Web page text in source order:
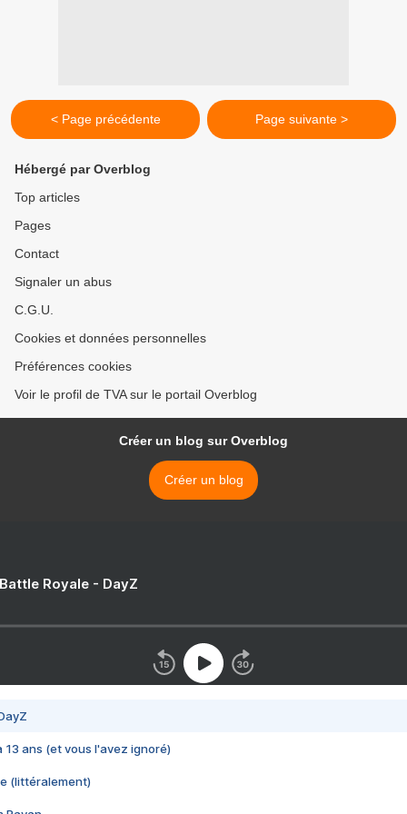
< Page précédente Page suivante >
Hébergé par Overblog
Top articles
Pages
Contact
Signaler un abus
C.G.U.
Cookies et données personnelles
Préférences cookies
Voir le profil de TVA sur le portail Overblog
Créer un blog sur Overblog
Créer un blog
Royale - DayZ
13 ans (et vous l'avez ignoré)
(littéralement)